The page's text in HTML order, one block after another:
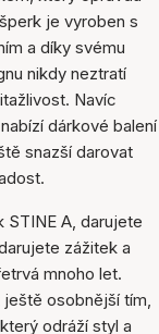
je vyroben s
a díky svému
nikdy neztratí
Navíc
dárkové balení
snazší darovat
STINE A, darujete
zážitek a
mnoho let.
osobnější tím,
odráží styl a